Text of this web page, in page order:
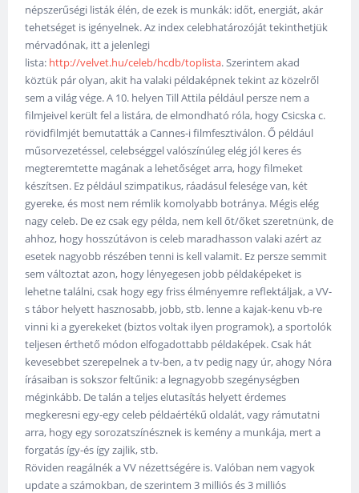
népszerűségi listák élén, de ezek is munkák: időt, energiát, akár
tehetséget is igényelnek. Az index celebhatározóját tekinthetjük
mérvadónak, itt a jelenlegi
lista: http://velvet.hu/celeb/hcdb/toplista. Szerintem akad
köztük pár olyan, akit ha valaki példaképnek tekint az közelről
sem a világ vége. A 10. helyen Till Attila például persze nem a
filmjeivel került fel a listára, de elmondható róla, hogy Csicska c.
rövidfilmjét bemutatták a Cannes-i filmfesztiválon. Ő például
műsorvezetéssel, celebséggel valószínúleg elég jól keres és
megteremtette magának a lehetőséget arra, hogy filmeket
készítsen. Ez például szimpatikus, ráadásul felesége van, két
gyereke, és most nem rémlik komolyabb botránya. Mégis elég
nagy celeb. De ez csak egy példa, nem kell őt/őket szeretnünk, de
ahhoz, hogy hosszútávon is celeb maradhasson valaki azért az
esetek nagyobb részében tenni is kell valamit. Ez persze semmit
sem változtat azon, hogy lényegesen jobb példaképeket is
lehetne találni, csak hogy egy friss élményemre reflektáljak, a VV-
s tábor helyett hasznosabb, jobb, stb. lenne a kajak-kenu vb-re
vinni ki a gyerekeket (biztos voltak ilyen programok), a sportolók
teljesen érthető módon elfogadottabb példaképek. Csak hát
kevesebbet szerepelnek a tv-ben, a tv pedig nagy úr, ahogy Nóra
írásaiban is sokszor feltűnik: a legnagyobb szegénységben
méginkább. De talán a teljes elutasítás helyett érdemes
megkeresni egy-egy celeb példaértékű oldalát, vagy rámutatni
arra, hogy egy sorozatszínésznek is kemény a munkája, mert a
forgatás így-és így zajlik, stb.
Röviden reagálnék a VV nézettségére is. Valóban nem vagyok
update a számokban, de szerintem 3 milliós és 3 milliós